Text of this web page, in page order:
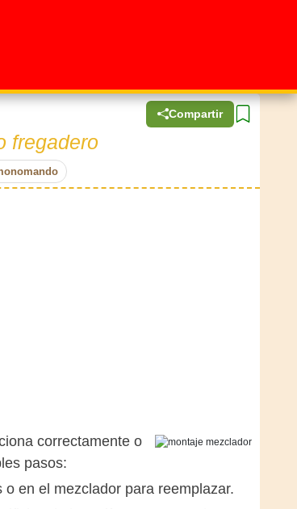
Compartir
fregadero
correctamente o
pasos:
en el mezclador para reemplazar.